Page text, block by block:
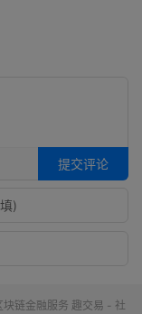
提交评论
链金融服务 趣交易 - 社